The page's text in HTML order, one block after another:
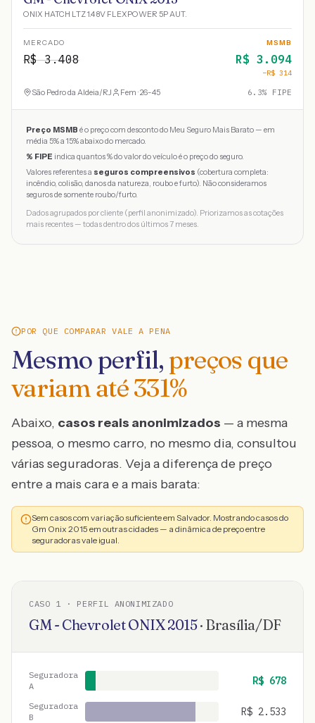
ONIX HATCH LTZ 1.4 8V FLEXPOWER 5P AUT.
MERCADO
R$3.408
MSMB
R$ 3.094
−R$ 314
São Pedro da Aldeia/RJ Fem · 26-45 6.3% FIPE
Preço MSMB é o preço com desconto do Meu Seguro Mais Barato — em
média 5% a 15% abaixo do mercado.
% FIPE indica quantos % do valor do veículo é o preço do seguro.
Valores referentes a seguros compreensivos (cobertura completa:
incêndio, colisão, danos da natureza, roubo e furto). Não consideramos
seguros de somente roubo/furto.
Dados agrupados por cliente (perfil anonimizado). Priorizamos as cotações
mais recentes — todas dentro dos últimos 7 meses.
POR QUE COMPARAR VALE A PENA
Mesmo perfil, preços que
variam até331%
Abaixo, casos reais anonimizados — a mesma
pessoa, o mesmo carro, no mesmo dia, consultou
várias seguradoras. Veja a diferença de preço
entre a mais cara e a mais barata:
Sem casos com variação suficiente em Salvador. Mostrando casos do
Gm Onix 2015 em outras cidades — a dinâmica de preço entre
seguradoras vale igual.
CASO 1 · PERFIL ANONIMIZADO
GM - ChevroletONIX2015· Brasília/DF
Seguradora
A
R$ 678
Seguradora
B
R$ 2.533